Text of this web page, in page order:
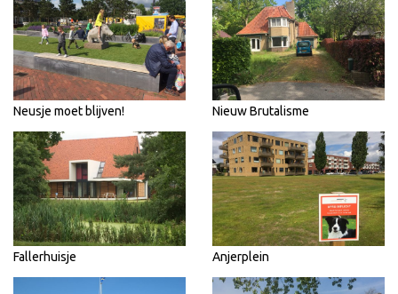
Neusje moet blijven! Nieuw Brutalisme
Fallerhuisje Anjerplein